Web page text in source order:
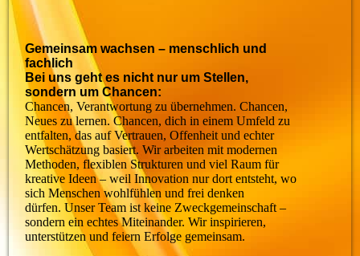
Gemeinsam wachsen – menschlich und
fachlich
Bei uns geht es nicht nur um Stellen,
sondern um Chancen:
Chancen, Verantwortung zu übernehmen. Chancen,
Neues zu lernen. Chancen, dich in einem Umfeld zu
entfalten, das auf Vertrauen, Offenheit und echter
Wertschätzung basiert. Wir arbeiten mit modernen
Methoden, flexiblen Strukturen und viel Raum für
kreative Ideen – weil Innovation nur dort entsteht, wo
sich Menschen wohlfühlen und frei denken
dürfen. Unser Team ist keine Zweckgemeinschaft –
sondern ein echtes Miteinander. Wir inspirieren,
unterstützen und feiern Erfolge gemeinsam.